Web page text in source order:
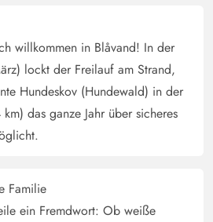
ist super gut. Wir haben schon
sind immer sehr zufrieden. Guter
Beratung. Richtig schön mit
Haus. Wir waren 2 Nächte wach,
die nicht funktionierte.
willkommen in Blåvand! In der
lockt der Freilauf am Strand,
Hundeskov (Hundewald) in der
das ganze Jahr über sicheres
Familie
ein Fremdwort: Ob weiße